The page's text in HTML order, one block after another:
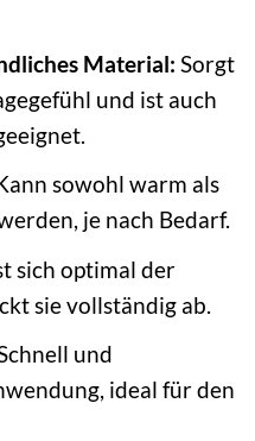
Material: Sorgt
und ist auch
sowohl warm als
je nach Bedarf.
sich optimal der
sie vollständig ab.
und
ideal für den